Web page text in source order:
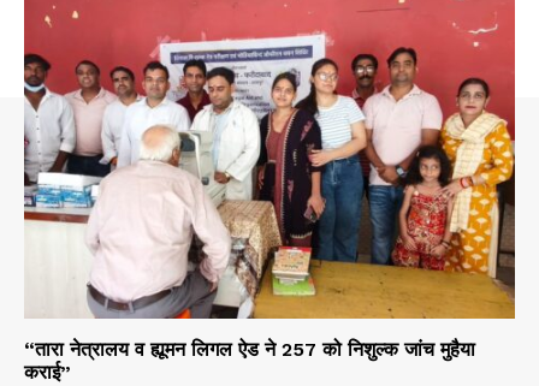
“तारा नेत्रालय व ह्यूमन लिगल ऐड ने 257 को निशुल्क जांच मुहैया
कराई”